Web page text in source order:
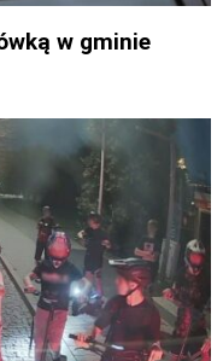
w gminie